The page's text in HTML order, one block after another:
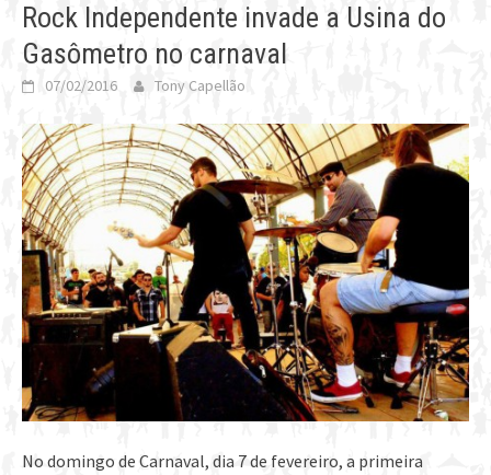
Rock Independente invade a Usina do
Gasômetro no carnaval
07/02/2016 Tony Capellão
No domingo de Carnaval, dia 7 de fevereiro, a primeira